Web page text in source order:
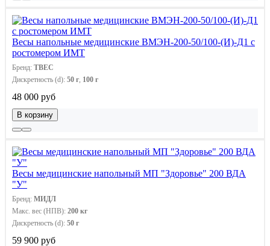
Весы напольные медицинские ВМЭН-200-50/100-(И)-Д1 с
ростомером ИМТ
Бренд: ТВЕС
Дискретность (d): 50 г, 100 г
48 000 руб
В корзину
Весы медицинские напольный МП "Здоровье" 200 ВДА
"У"
Бренд: МИДЛ
Макс. вес (НПВ): 200 кг
Дискретность (d): 50 г
59 900 руб